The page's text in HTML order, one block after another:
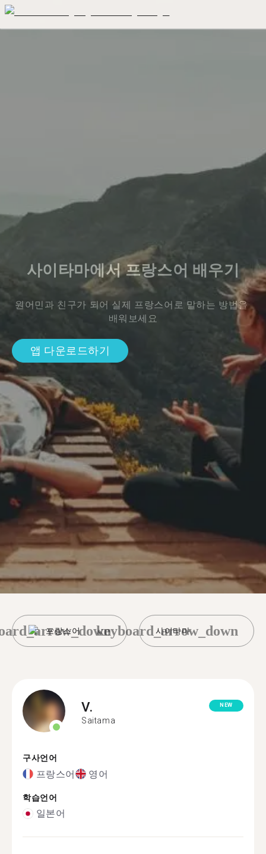
사이타마에서 프랑스어 배우기
원어민과 친구가 되어 실제 프랑스어로 말하는 방법을
배워보세요
앱 다운로드하기
프랑스어 사이타마
keyboard_arrow_down
V.
Saitama
NEW
구사언어
프랑스어 영어
학습언어
일본어